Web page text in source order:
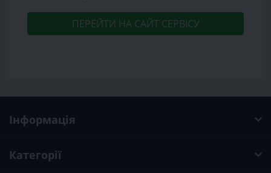
ПЕРЕЙТИ НА САЙТ СЕРВІСУ
Інформація
Категорії